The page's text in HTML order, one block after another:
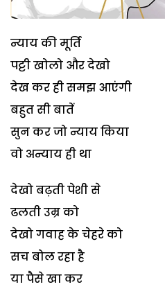
न्याय की मूर्ति
पट्टी खोलो और देखो
देख कर ही समझ आएंगी
बहुत सी बातें
सुन कर जो न्याय किया
वो अन्याय ही था
देखो बढ़ती पेशी से
ढलती उम्र को
देखो गवाह के चेहरे को
सच बोल रहा है
या पैसे खा कर